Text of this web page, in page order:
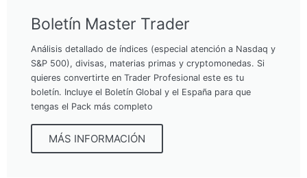
Boletín Master Trader
Análisis detallado de índices (especial atención a Nasdaq y
S&P 500), divisas, materias primas y cryptomonedas. Si
quieres convertirte en Trader Profesional este es tu
boletín. Incluye el Boletín Global y el España para que
tengas el Pack más completo
MÁS INFORMACIÓN